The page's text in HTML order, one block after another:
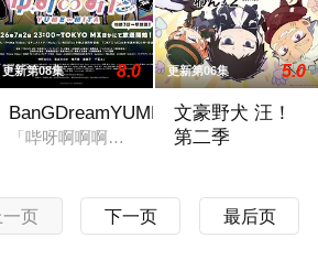
克里亚。在这个世界里，人们生来就背
更新第08集 8.0
BanGDreamYUME∞MITA
「哔呀啊啊啊啊——！！！」为了乐团出
更新第06集 5.0
文豪野犬 汪！
第二季
一页 下一页 最后页